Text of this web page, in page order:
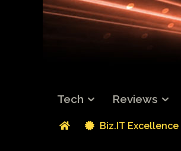
Tech Reviews
Biz.IT Excellence